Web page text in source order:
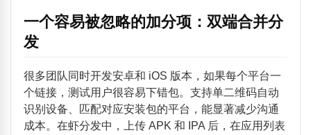
一个容易被忽略的加分项：双端合并分
发
很多团队同时开发安卓和 iOS 版本，如果每个平台一
个链接，测试用户很容易下错包。支持单二维码自动
识别设备、匹配对应安装包的平台，能显著减少沟通
成本。在虾分发中，上传 APK 和 IPA 后，在应用列表